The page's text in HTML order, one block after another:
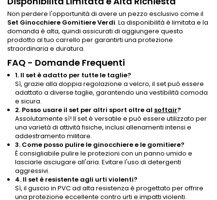
Non perdere l'opportunità di avere un pezzo esclusivo come il
Set Ginocchiere Gomitiere Verdi. La disponibilità è limitata e la
domanda è alta, quindi assicurati di aggiungere questo
prodotto al tuo carrello per garantirti una protezione
straordinaria e duratura.
FAQ - Domande Frequenti
1. Il set è adatto per tutte le taglie?
Sì, grazie alla doppia regolazione a velcro, il set può essere
adattato a diverse taglie, garantendo una vestibilità comoda
e sicura.
2. Posso usare il set per altri sport oltre al softair?
Assolutamente sì! Il set è versatile e può essere utilizzato per
una varietà di attività fisiche, inclusi allenamenti intensi e
addestramento militare.
3. Come posso pulire le ginocchiere e le gomitiere?
È consigliabile pulire le protezioni con un panno umido e
lasciarle asciugare all'aria. Evitare l'uso di detergenti
aggressivi.
4. Il set è resistente agli urti violenti?
Sì, il guscio in PVC ad alta resistenza è progettato per offrire
una protezione eccellente contro urti e impatti violenti.